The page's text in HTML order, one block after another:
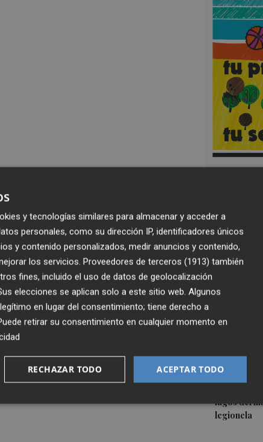
1Marco
de los
2El Levante
doble
3
El
y Croem
4 Gandia
per a
Murcia
lagos del
legionela
y tecnologías similares para almacenar y acceder a
personales, como su dirección IP, identificadores únicos
y contenido personalizados, medir anuncios y contenido,
los servicios. Proveedores de terceros (1913) también
fines, incluido el uso de datos de geolocalización
elecciones se aplican solo a este sitio web. Algunos
en lugar del consentimiento; tiene derecho a
retirar su consentimiento en cualquier momento en
ACEPTAR TODO
RECHAZAR TODO